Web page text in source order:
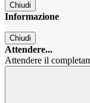
Chiudi
Informazione
Chiudi
Attendere...
Attendere il